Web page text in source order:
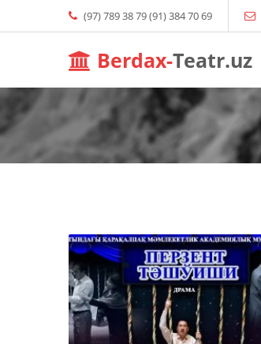
(97) 789 38 79 (91) 384 70 69
Berdax-Teatr.uz